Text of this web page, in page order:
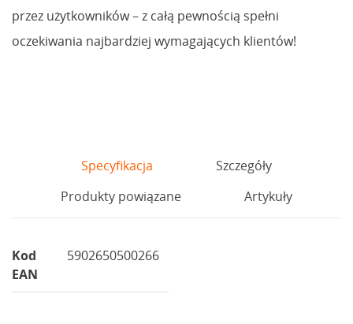
przez użytkowników – z całą pewnością spełni
oczekiwania najbardziej wymagających klientów!
Specyfikacja
Szczegóły
Produkty powiązane
Artykuły
Kod
EAN
5902650500266